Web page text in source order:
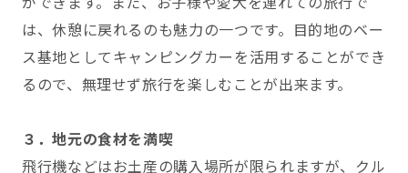
は、休憩に戻れるのも魅力の一つです。目的地のベー
ス基地としてキャンピングカーを活用することができ
るので、無理せず旅行を楽しむことが出来ます。
３．地元の食材を満喫
飛行機などはお土産の購入場所が限られますが、クル